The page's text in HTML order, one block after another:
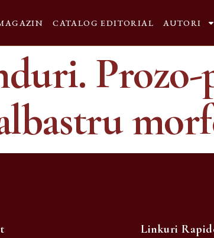
CATALOG EDITORIAL AUTORI
Prozo-
Linkuri